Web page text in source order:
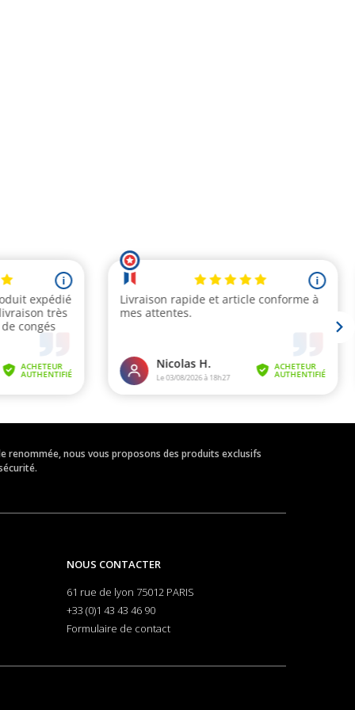
renommée, nous vous proposons des produits exclusifs
NOUS CONTACTER
61 rue de lyon 75012 PARIS
+33 (0)1 43 43 46 90
Formulaire de contact